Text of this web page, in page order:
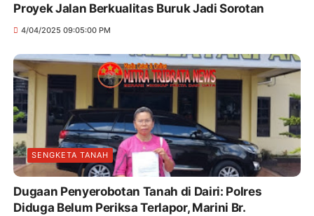
Proyek Jalan Berkualitas Buruk Jadi Sorotan
4/04/2025 09:05:00 PM
SENGKETA TANAH
Dugaan Penyerobotan Tanah di Dairi: Polres
Diduga Belum Periksa Terlapor, Marini Br.